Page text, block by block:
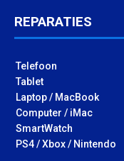
REPARATIES
Telefoon
Tablet
Laptop / MacBook
Computer / iMac
SmartWatch
PS4 / Xbox / Nintendo